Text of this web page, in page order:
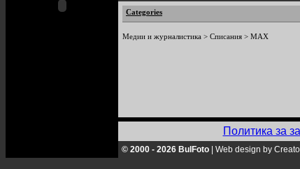
Categories
Медии и журналистика > Списания > MAX
Политика за
© 2000 - 2026 BulFoto Web design by